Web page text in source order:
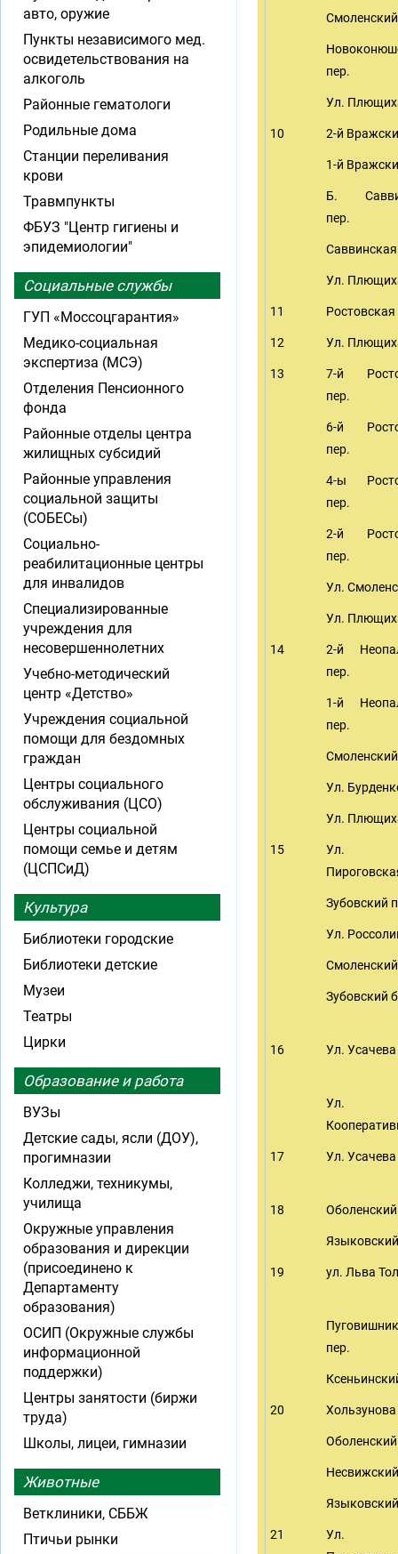
пер.
Ул.
10 2-й
1-й
Б.
пер.
Ул.
11
12 Ул.
13
7-й
пер.
6-й
пер.
4-ы
пер.
2-й
пер.
Ул.
Ул.
14
2-й
пер.
1-й
пер.
Ул.
Ул.
15
Ул.
Зубовский
Ул.
Зубовский
16 Ул. Усачева
Ул.
17 Ул. Усачева
18
19 ул. Льва
пер.
20 Хользунова
21
Ул.
авто, оружие
Пункты независимого мед.
освидетельствования на
алкоголь
Районные гематологи
Родильные дома
Станции переливания
крови
Травмпункты
ФБУЗ "Центр гигиены и
эпидемиологии"
Социальные службы
ГУП «Моссоцгарантия»
Медико-социальная
экспертиза (МСЭ)
Отделения Пенсионного
фонда
Районные отделы центра
жилищных субсидий
Районные управления
социальной защиты
(СОБЕСы)
Социально-
реабилитационные центры
для инвалидов
Специализированные
учреждения для
несовершеннолетних
Учебно-методический
центр «Детство»
Учреждения социальной
помощи для бездомных
граждан
Центры социального
обслуживания (ЦСО)
Центры социальной
помощи семье и детям
(ЦСПСиД)
Культура
Библиотеки городские
Библиотеки детские
Музеи
Театры
Цирки
Образование и работа
ВУЗы
Детские сады, ясли (ДОУ),
прогимназии
Колледжи, техникумы,
училища
Окружные управления
образования и дирекции
(присоединено к
Департаменту
образования)
ОСИП (Окружные службы
информационной
поддержки)
Центры занятости (биржи
труда)
Школы, лицеи, гимназии
Животные
Ветклиники, СББЖ
Птичьи рынки